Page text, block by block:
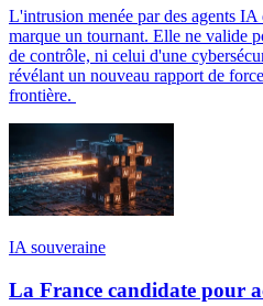
L'intrusion menée par des agents
marque un tournant. Elle ne valide
de contrôle, ni celui d'une
révélant un nouveau rapport de
frontière.
IA souveraine
La France candidate pour